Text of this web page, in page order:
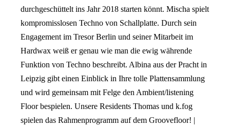
durchgeschüttelt ins Jahr 2018 starten könnt. Mischa spielt
kompromisslosen Techno von Schallplatte. Durch sein
Engagement im Tresor Berlin und seiner Mitarbeit im
Hardwax weiß er genau wie man die ewig währende
Funktion von Techno beschreibt. Albina aus der Pracht in
Leipzig gibt einen Einblick in Ihre tolle Plattensammlung
und wird gemeinsam mit Felge den Ambient/listening
Floor bespielen. Unsere Residents Thomas und k.fog
spielen das Rahmenprogramm auf dem Groovefloor! |